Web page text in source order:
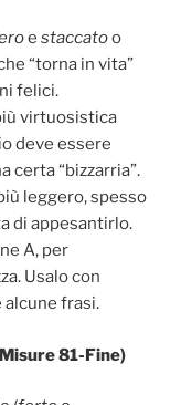
e staccatoo
“torna in vita”
felici.
virtuosistica
deve essere
certa “bizzarria”.
leggero, spesso
di appesantirlo.
A, per
Usalo con
frasi.
81-Fine)